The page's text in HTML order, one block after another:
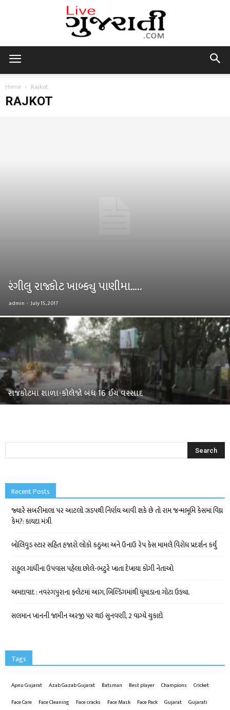
Home Rajkot
RAJKOT
રંગીલુ રાજ્કોટ ખાબ્ક્યુ પાણીમા…..
admin - July 15, 2017
રાજકોટમાં શાળા-કોલેજો બંધ 16 ઈંચ વરસાદ
Recent Posts
જ્યારે સબરીમાલા પર આટલો ઝડપથી નિર્ણય આવી શકે છે તો રામ જન્મભૂમિ કેસમાં વિઘ્ન
કેમ?: કાયદા મંત્રી
બોલિવુડ સ્ટાર સહિત હજારો લોકો કઠુઆ અને ઉનાઉ રેપ કેસ મામલે વિરોધ પ્રદર્શન કર્યું
રાહુલ ગાંધીના ઉપવાસ પહેલા છોલે-ભટુરે ખાતા દેખાયા કોંગી નેતાઓ
અમદાવાદ : નવરંગપુરાના ફ્લેટમાં આગ, બિલ્ડિંગમાંથી ધુમાડાના ગોટા ઉડ્યા.
સલમાન ખાનની જામીન અરજી પર થઇ સુનવણી, 2 વાગ્યે ચુકાદો
Tags
Apnu Gujarat Azab Gazab Gujarat Batsman Best player Champions
Cricket
Face Care
Face Cleaning Face cracks Face Mask Face Pack Gujarat
Gujarati